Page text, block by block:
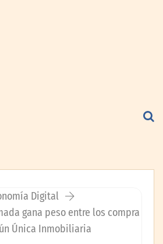
Digital
gana peso entre los compra
Única Inmobiliaria